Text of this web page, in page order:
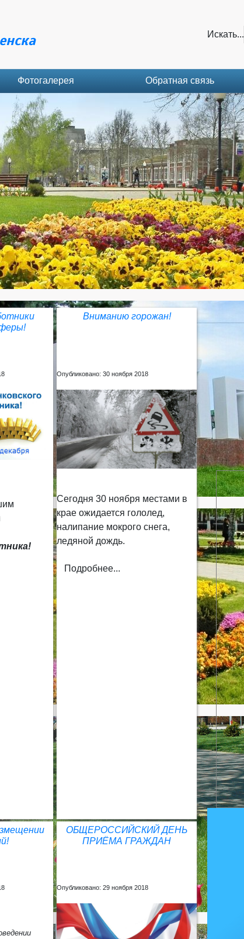
Искать...
Фотогалерея Обратная связь
Вниманию горожан!
Опубликовано: 30 ноября 2018
Сегодня 30 ноября местами в
крае ожидается гололед,
налипание мокрого снега,
ледяной дождь.
Подробнее...
ОБЩЕРОССИЙСКИЙ ДЕНЬ
ПРИЁМА ГРАЖДАН
Опубликовано: 29 ноября 2018